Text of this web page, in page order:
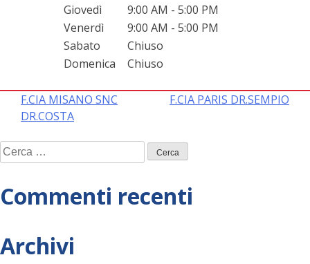
Giovedì
9:00 AM - 5:00 PM
Venerdì
9:00 AM - 5:00 PM
Sabato
Chiuso
Domenica
Chiuso
Navigazione
articoli
F.CIA MISANO SNC
DR.COSTA
F.CIA PARIS DR.SEMPIO
Ricerca
per:
Commenti recenti
Archivi